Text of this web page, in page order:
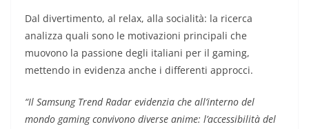
Dal divertimento, al relax, alla socialità: la ricerca
analizza quali sono le motivazioni principali che
muovono la passione degli italiani per il gaming,
mettendo in evidenza anche i differenti approcci.
“Il Samsung Trend Radar evidenzia che all’interno del
mondo gaming convivono diverse anime: l’accessibilità del